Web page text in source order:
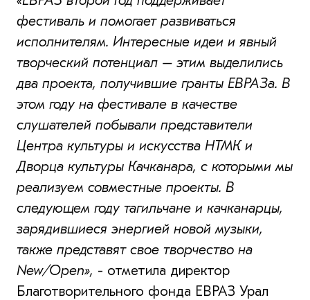
фестиваль и помогает развиваться
исполнителям. Интересные идеи и явный
творческий потенциал – этим выделились
два проекта, получившие гранты ЕВРАЗа. В
этом году на фестивале в качестве
слушателей побывали представители
Центра культуры и искусства НТМК и
Дворца культуры Качканара, с которыми мы
реализуем совместные проекты. В
следующем году тагильчане и качканарцы,
зарядившиеся энергией новой музыки,
также представят свое творчество на
New/Open», - отметила директор
Благотворительного фонда ЕВРАЗ Урал